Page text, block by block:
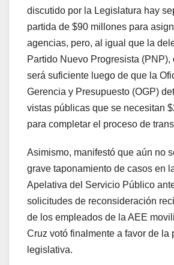
discutido por la Legislatura hay
partida de $90 millones para
agencias, pero, al igual que la
Partido Nuevo Progresista (PNP),
será suficiente luego de que la
Gerencia y Presupuesto (OGP)
vistas públicas que se necesitan
para completar el proceso de
Asimismo, manifestó que aún no
grave taponamiento de casos en
Apelativa del Servicio Público
solicitudes de reconsideración
de los empleados de la AEE
Cruz votó finalmente a favor de la
legislativa.